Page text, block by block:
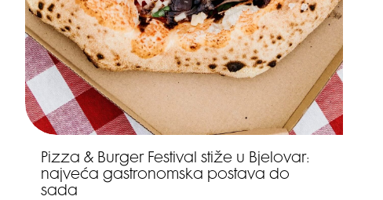
Pizza & Burger Festival stiže u Bjelovar:
najveća gastronomska postava do
sada